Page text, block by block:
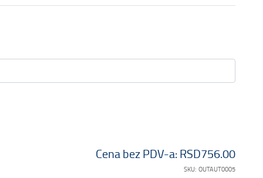
Cena bez PDV-a: RSD756.00
SKU: OUTAUT0005